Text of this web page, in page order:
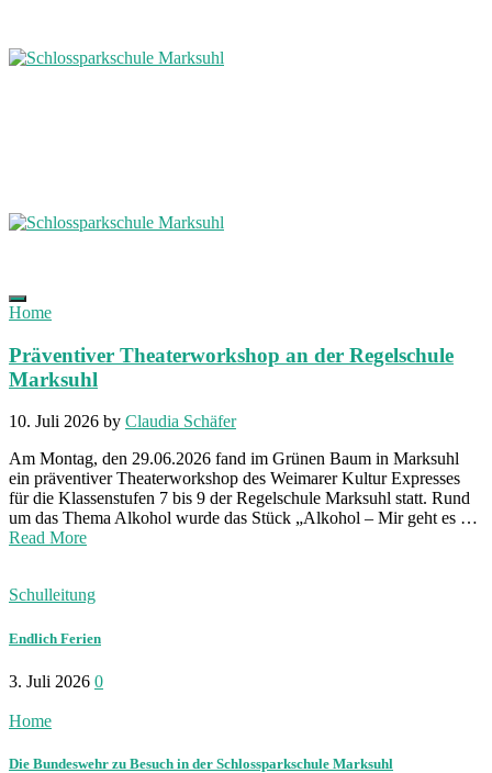
Home
Präventiver Theaterworkshop an der Regelschule
Marksuhl
10. Juli 2026 by Claudia Schäfer
Am Montag, den 29.06.2026 fand im Grünen Baum in Marksuhl
ein präventiver Theaterworkshop des Weimarer Kultur Expresses
für die Klassenstufen 7 bis 9 der Regelschule Marksuhl statt. Rund
um das Thema Alkohol wurde das Stück „Alkohol – Mir geht es …
Read More
Schulleitung
Endlich Ferien
3. Juli 2026 0
Home
Die Bundeswehr zu Besuch in der Schlossparkschule Marksuhl